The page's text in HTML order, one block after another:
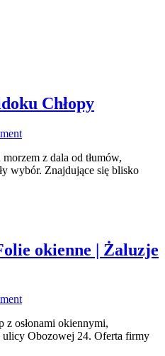
Chłopy
z dala od tłumów,
wybór. Znajdujące się blisko
okienne | Żaluzje
z osłonami okiennymi,
Obozowej 24. Oferta firmy